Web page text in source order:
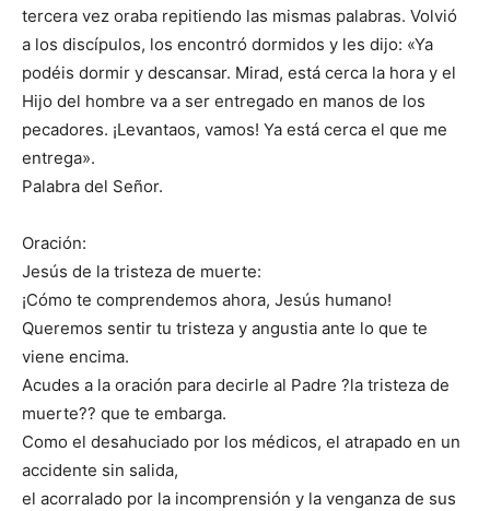
tercera vez oraba repitiendo las mismas palabras. Volvió
a los discípulos, los encontró dormidos y les dijo: «Ya
podéis dormir y descansar. Mirad, está cerca la hora y el
Hijo del hombre va a ser entregado en manos de los
pecadores. ¡Levantaos, vamos! Ya está cerca el que me
entrega».
Palabra del Señor.
Oración:
Jesús de la tristeza de muerte:
¡Cómo te comprendemos ahora, Jesús humano!
Queremos sentir tu tristeza y angustia ante lo que te
viene encima.
Acudes a la oración para decirle al Padre ?la tristeza de
muerte?? que te embarga.
Como el desahuciado por los médicos, el atrapado en un
accidente sin salida,
el acorralado por la incomprensión y la venganza de sus